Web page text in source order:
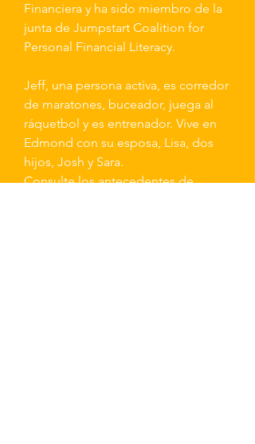
Financiera y ha sido miembro de la
junta de Jumpstart Coalition for
Personal Financial Literacy.
Jeff, una persona activa, es corredor
de maratones, buceador, juega al
ráquetbol y es entrenador. Vive en
Edmond con su esposa, Lisa, dos
hijos, Josh y Sara.
Consulte los antecedentes de